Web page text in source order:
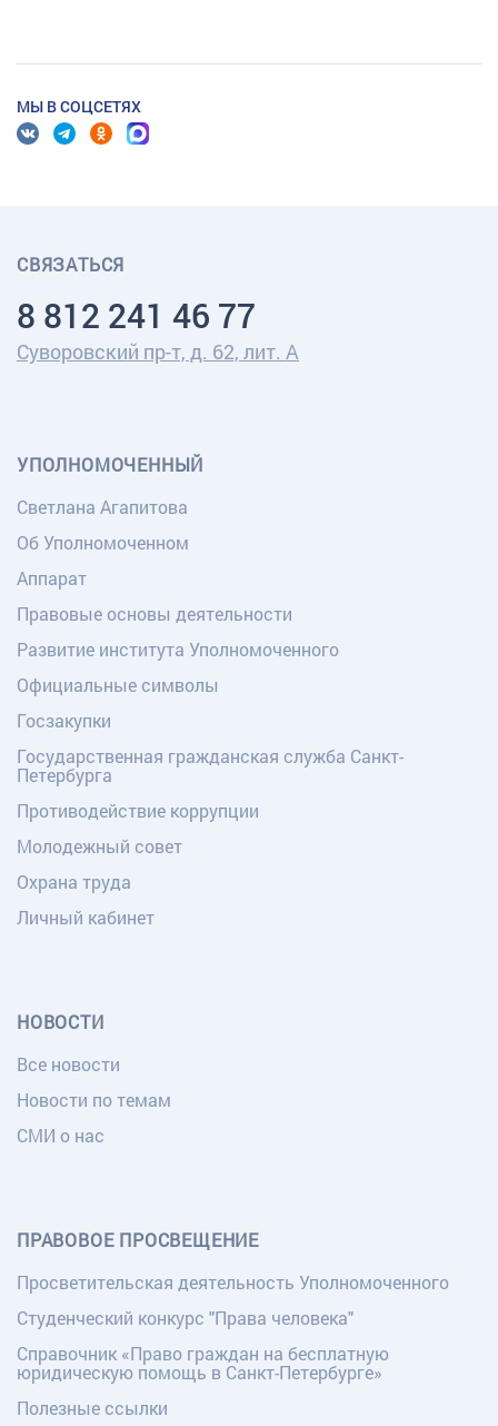
МЫ В СОЦСЕТЯХ
СВЯЗАТЬСЯ
8 812 241 46 77
Суворовский пр-т, д. 62, лит. А
УПОЛНОМОЧЕННЫЙ
Светлана Агапитова
Об Уполномоченном
Аппарат
Правовые основы деятельности
Развитие института Уполномоченного
Официальные символы
Госзакупки
Государственная гражданская служба Санкт-
Петербурга
Противодействие коррупции
Молодежный совет
Охрана труда
Личный кабинет
НОВОСТИ
Все новости
Новости по темам
СМИ о нас
ПРАВОВОЕ ПРОСВЕЩЕНИЕ
Просветительская деятельность Уполномоченного
Студенческий конкурс "Права человека"
Справочник «Право граждан на бесплатную
юридическую помощь в Санкт-Петербурге»
Полезные ссылки